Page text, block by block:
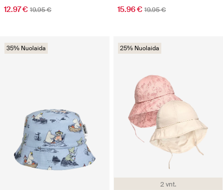
12.97 € 19.95 € 15.96 € 19.95 €
35% Nuolaida
2 vnt.
25% Nuolaida